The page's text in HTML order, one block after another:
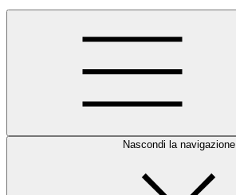
Nascondi la navigazione